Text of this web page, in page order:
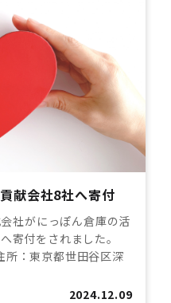
献会社8社へ寄付
社がにっぽん倉庫の活
寄付をされました。
所：東京都世田谷区深
2024.12.09